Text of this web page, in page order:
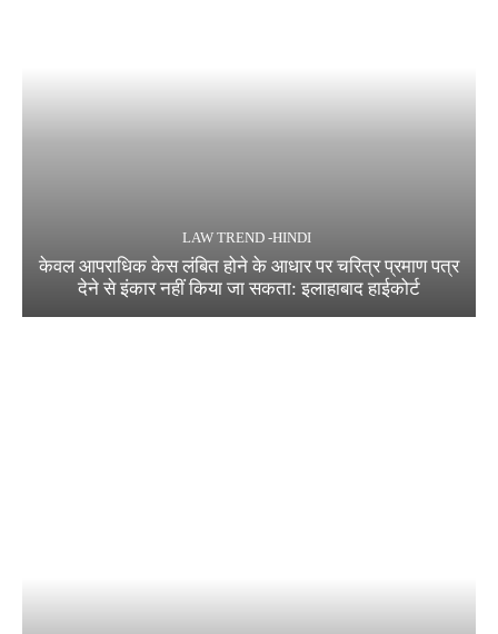
LAW TREND -HINDI
केवल आपराधिक केस लंबित होने के आधार पर चरित्र प्रमाण पत्र
देने से इंकार नहीं किया जा सकता: इलाहाबाद हाईकोर्ट